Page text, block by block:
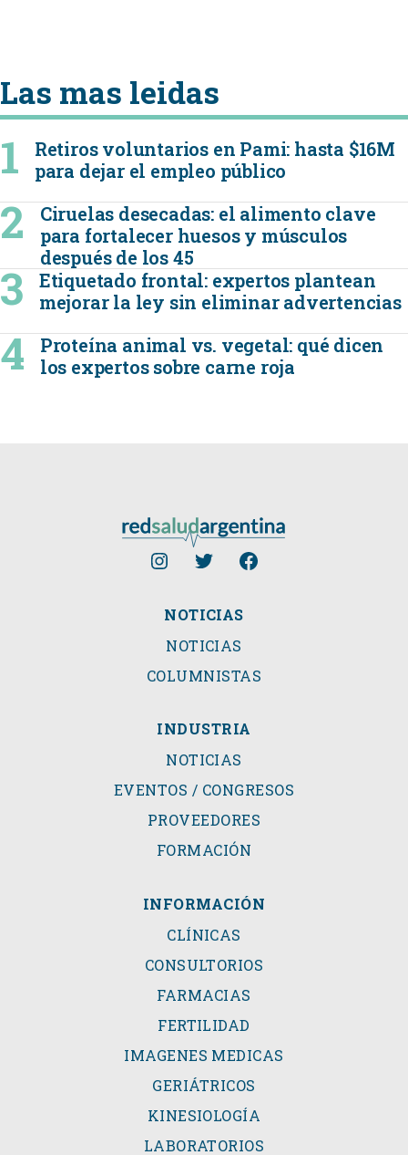
Las mas leidas
Retiros voluntarios en Pami: hasta $16M
para dejar el empleo público
Ciruelas desecadas: el alimento clave
para fortalecer huesos y músculos
después de los 45
Etiquetado frontal: expertos plantean
mejorar la ley sin eliminar advertencias
Proteína animal vs. vegetal: qué dicen
los expertos sobre carne roja
NOTICIAS
NOTICIAS
COLUMNISTAS
INDUSTRIA
NOTICIAS
EVENTOS / CONGRESOS
PROVEEDORES
FORMACIÓN
INFORMACIÓN
CLÍNICAS
CONSULTORIOS
FARMACIAS
FERTILIDAD
IMAGENES MEDICAS
GERIÁTRICOS
KINESIOLOGÍA
LABORATORIOS